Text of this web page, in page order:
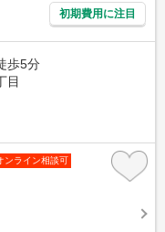
初期費用に注目
歩5分
目
ンライン相談可